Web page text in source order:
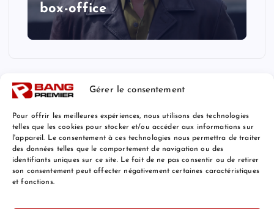
Gérer le consentement
Pour offrir les meilleures expériences, nous utilisons des technologies
telles que les cookies pour stocker et/ou accéder aux informations sur
l'appareil. Le consentement à ces technologies nous permettra de traiter
des données telles que le comportement de navigation ou des
identifiants uniques sur ce site. Le fait de ne pas consentir ou de retirer
son consentement peut affecter négativement certaines caractéristiques
et fonctions.
box-office
Mentions Légales